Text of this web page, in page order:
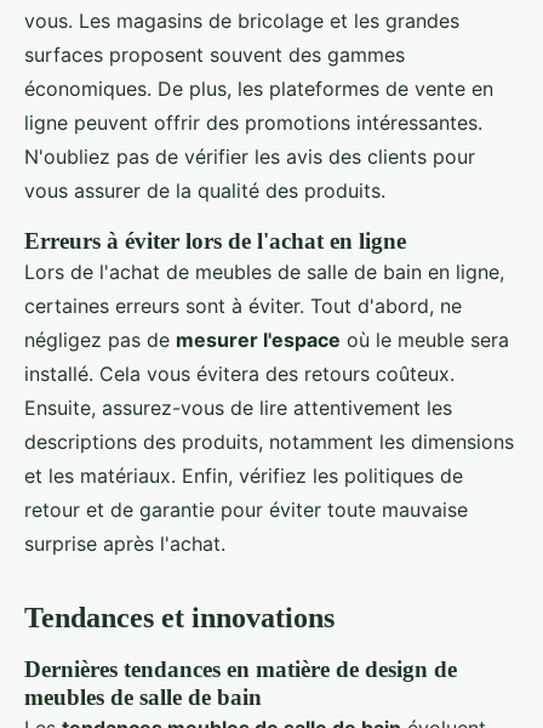
vous. Les magasins de bricolage et les grandes
surfaces proposent souvent des gammes
économiques. De plus, les plateformes de vente en
ligne peuvent offrir des promotions intéressantes.
N'oubliez pas de vérifier les avis des clients pour
vous assurer de la qualité des produits.
Erreurs à éviter lors de l'achat en ligne
Lors de l'achat de meubles de salle de bain en ligne,
certaines erreurs sont à éviter. Tout d'abord, ne
négligez pas de mesurer l'espace où le meuble sera
installé. Cela vous évitera des retours coûteux.
Ensuite, assurez-vous de lire attentivement les
descriptions des produits, notamment les dimensions
et les matériaux. Enfin, vérifiez les politiques de
retour et de garantie pour éviter toute mauvaise
surprise après l'achat.
Tendances et innovations
Dernières tendances en matière de design de
meubles de salle de bain